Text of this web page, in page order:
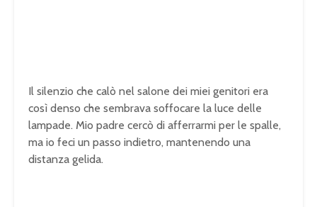
Il silenzio che calò nel salone dei miei genitori era
così denso che sembrava soffocare la luce delle
lampade. Mio padre cercò di afferrarmi per le spalle,
ma io feci un passo indietro, mantenendo una
distanza gelida.